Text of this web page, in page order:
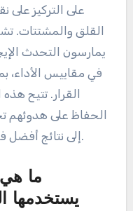
على التركيز على
القلق والمشتتات.
يمارسون التحدث
في مقاييس الأداء،
القرار. تتيح
الحفاظ على هدوئهم
إلى نتائج أفضل في المواقف ذات المخاطر العالية.
ما هي
يستخدمها